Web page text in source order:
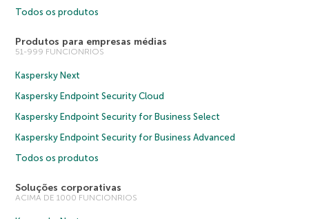
Todos os produtos
Produtos para empresas médias
51-999 FUNCIONRIOS
Kaspersky Next
Kaspersky Endpoint Security Cloud
Kaspersky Endpoint Security for Business Select
Kaspersky Endpoint Security for Business Advanced
Todos os produtos
Soluções corporativas
ACIMA DE 1000 FUNCIONRIOS